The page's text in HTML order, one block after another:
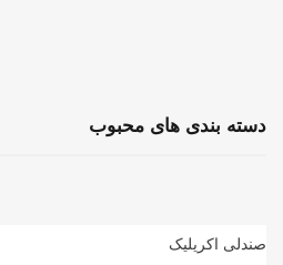
دسته بندی های محبوب
صندلی اکریلیک